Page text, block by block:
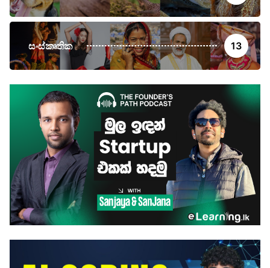
සංස්කෘතික 13